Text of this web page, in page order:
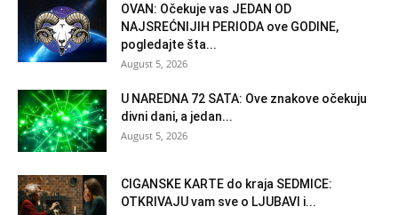
OVAN: Očekuje vas JEDAN OD
NAJSREĆNIJIH PERIODA ove GODINE,
pogledajte šta...
August 5, 2026
U NAREDNA 72 SATA: Ove znakove očekuju
divni dani, a jedan...
August 5, 2026
CIGANSKE KARTE do kraja SEDMICE:
OTKRIVAJU vam sve o LJUBAVI i...